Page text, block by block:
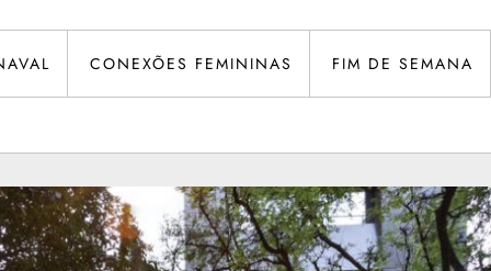
CONEXÕES FEMININAS FIM DE SEMANA